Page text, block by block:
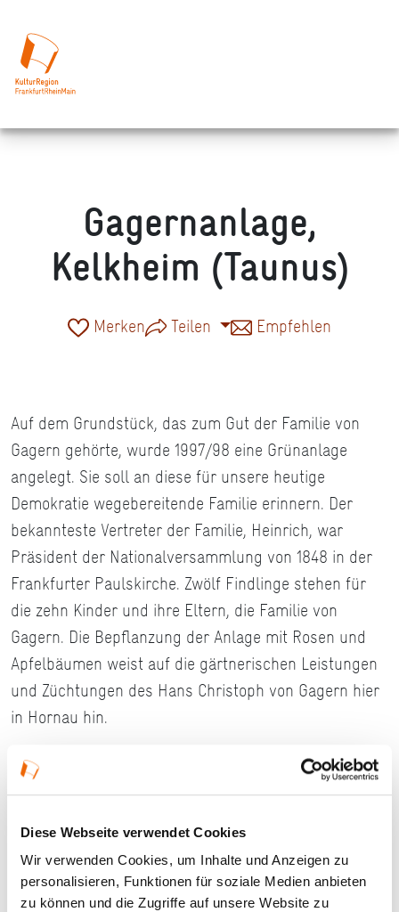
Diese Webseite verwendet Cookies
Wir verwenden Cookies, um Inhalte und Anzeigen zu
personalisieren, Funktionen für soziale Medien anbieten
zu können und die Zugriffe auf unsere Website zu
Gagernanlage,
Kelkheim (Taunus)
Merken Teilen Empfehlen
Auf dem Grundstück, das zum Gut der Familie von
Gagern gehörte, wurde 1997/98 eine Grünanlage
angelegt. Sie soll an diese für unsere heutige
Demokratie wegebereitende Familie erinnern. Der
bekannteste Vertreter der Familie, Heinrich, war
Präsident der Nationalversammlung von 1848 in der
Frankfurter Paulskirche. Zwölf Findlinge stehen für
die zehn Kinder und ihre Eltern, die Familie von
Gagern. Die Bepflanzung der Anlage mit Rosen und
Apfelbäumen weist auf die gärtnerischen Leistungen
und Züchtungen des Hans Christoph von Gagern hier
in Hornau hin.
Ort und Anfahrt
Rotlintallee
65779 Kelkheim (Taunus)